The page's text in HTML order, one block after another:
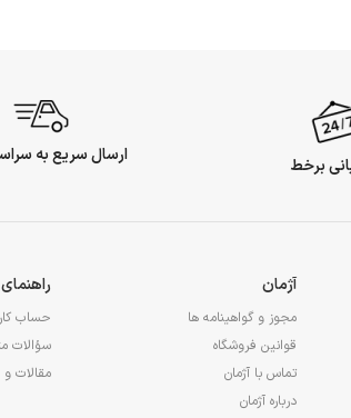
برخط ارسال سریع به
آژمان
مجوز و گواهینامه ها
قوانین فروشگاه
تماس با آژمان
درباره آژمان
حساب
سؤالات
مقالات و